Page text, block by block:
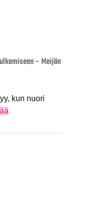
– Meijän
kun nuori